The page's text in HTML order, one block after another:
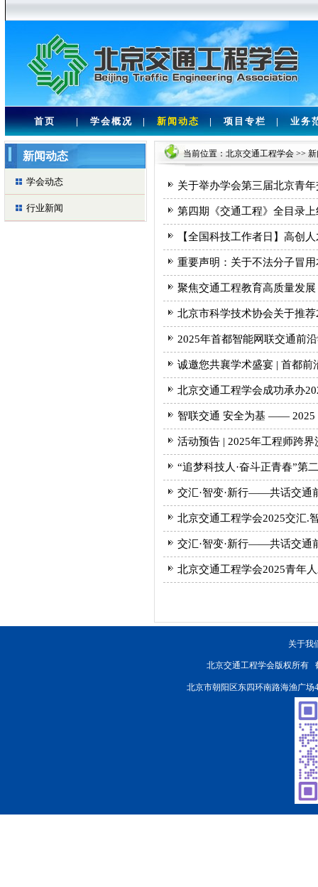
首页 | 学会概况 | 新闻动态 | 项目专栏 | 业务
新闻动态
学会动态
行业新闻
当前位置： 北京交通工程学会>>
关于举办学会第三届北京青
第四期《交通工程》全目录
【全国科技工作者日】高创
重要声明：关于不法分子冒
聚焦交通工程教育高质量发
北京市科学技术协会关于推
2025年首都智能网联交通前
诚邀您共襄学术盛宴 | 首都
北京交通工程学会成功承办
智联交通 安全为基 —— 2025
活动预告 | 2025年工程师跨
“追梦科技人·奋斗正青春”第
交汇·智变·新行——共话交通
北京交通工程学会2025交汇.
交汇·智变·新行——共话交通
北京交通工程学会2025青年
关于我
北京交通工程学会版权所有
北京市朝阳区东四环南路海渔广